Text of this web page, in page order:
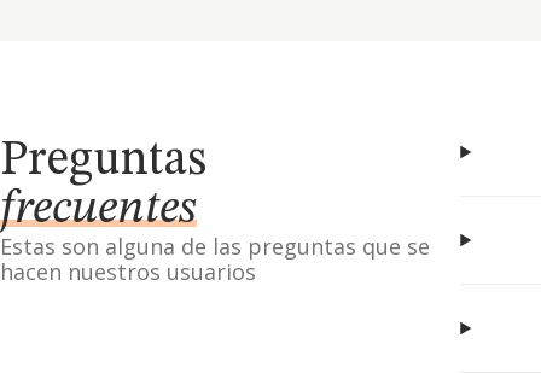
Preguntas
frecuentes
Estas son alguna de las preguntas que se
hacen nuestros usuarios